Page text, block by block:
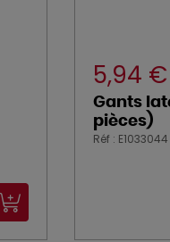
5,94 €
Gants
pièces)
Réf : E1033044